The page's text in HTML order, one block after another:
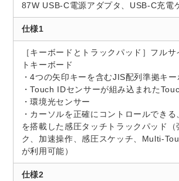
87W USB-C電源アダプタ、USB-C充電
仕様1
［キーボードとトラックパッド］フル
トキーボード
・4つの矢印キーを含むJIS配列準拠キー
・Touch IDセンサーが組み込まれた
・環境光センサー
・カーソルを正確にコントロールでき
を搭載した感圧タッチトラックパッド（
ク、加速操作、感圧スケッチ、Multi-
が利用可能）
仕様2